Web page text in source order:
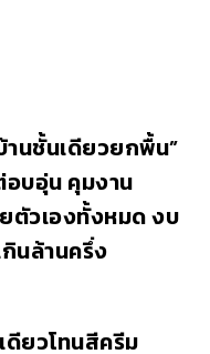
านชั้นเดียวยกพื้น”
อบอุ่น คุมงาน
ตัวเองทั้งหมด งบ
นล้านครึ่ง
ดียวโทนสีครีม